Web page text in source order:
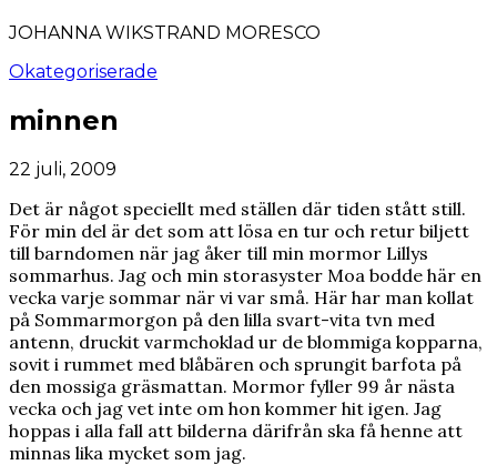
JOHANNA WIKSTRAND MORESCO
Okategoriserade
minnen
22 juli, 2009
Det är något speciellt med ställen där tiden stått still.
För min del är det som att lösa en tur och retur biljett
till barndomen när jag åker till min mormor Lillys
sommarhus. Jag och min storasyster Moa bodde här en
vecka varje sommar när vi var små. Här har man kollat
på Sommarmorgon på den lilla svart-vita tvn med
antenn, druckit varmchoklad ur de blommiga kopparna,
sovit i rummet med blåbären och sprungit barfota på
den mossiga gräsmattan. Mormor fyller 99 år nästa
vecka och jag vet inte om hon kommer hit igen. Jag
hoppas i alla fall att bilderna därifrån ska få henne att
minnas lika mycket som jag.